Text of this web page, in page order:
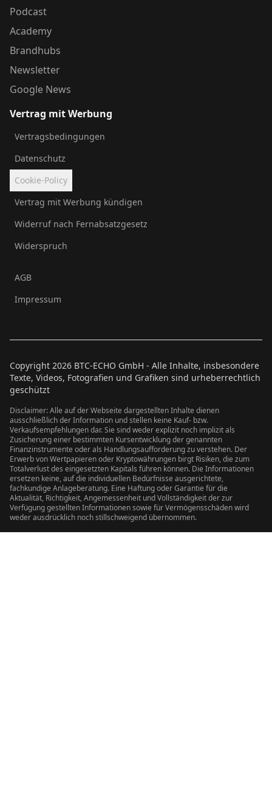
Podcast
Academy
Brandhubs
Newsletter
Google News
Vertrag mit Werbung
Vertragsbedingungen
Datenschutz
Cookie-Policy
Vertrag mit Werbung kündigen
Widerruf nach Fernabsatzgesetz
Widerspruch
AGB
Impressum
Copyright 2026 BTC-ECHO GmbH - Alle Inhalte, insbesondere
Texte, Videos, Fotografien und Grafiken sind urheberrechtlich
geschützt
Disclaimer: Alle auf der Webseite dargestellten Inhalte dienen
ausschließlich der Information und stellen keine Kauf- bzw.
Verkaufsempfehlungen dar. Sie sind weder explizit noch implizit als
Zusicherung einer bestimmten Kursentwicklung der genannten
Finanzinstrumente oder als Handlungsaufforderung zu verstehen. Der
Erwerb von Wertpapieren oder Kryptowährungen birgt Risiken, die zum
Totalverlust des eingesetzten Kapitals führen können. Die Informationen
ersetzen keine, auf die individuellen Bedürfnisse ausgerichtete,
fachkundige Anlageberatung. Eine Haftung oder Garantie für die
Aktualität, Richtigkeit, Angemessenheit und Vollständigkeit der zur
Verfügung gestellten Informationen sowie für Vermögensschäden wird
weder ausdrücklich noch stillschweigend übernommen.